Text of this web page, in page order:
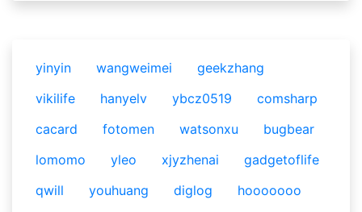
yinyin wangweimei
geekzhang
vikilife
hanyelv ybcz0519
comsharp
cacard
fotomen watsonxu
bugbear
lomomo
yleo xjyzhenai
gadgetoflife
qwill
youhuang diglog
hooooooo